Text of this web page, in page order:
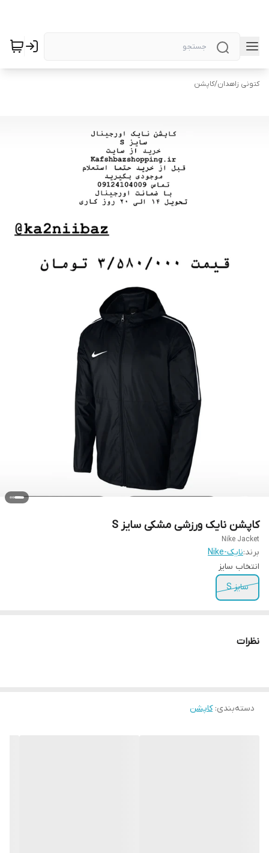
کتونی زاهدان/کاپشن
کاپشن نایک ورزشی مشکی سایز S
Nike Jacket
برند:نایک-Nike
انتخاب سایز
سایز S
نظرات
دسته‌بندی:کاپشن